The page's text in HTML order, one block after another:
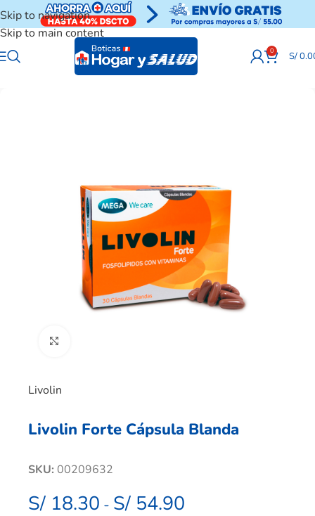
Skip to navigation
Skip to main content
0 S/
Livolin
Livolin Forte Cápsula Blanda
SKU: 00209632
S/ 18.30 - S/ 54.90